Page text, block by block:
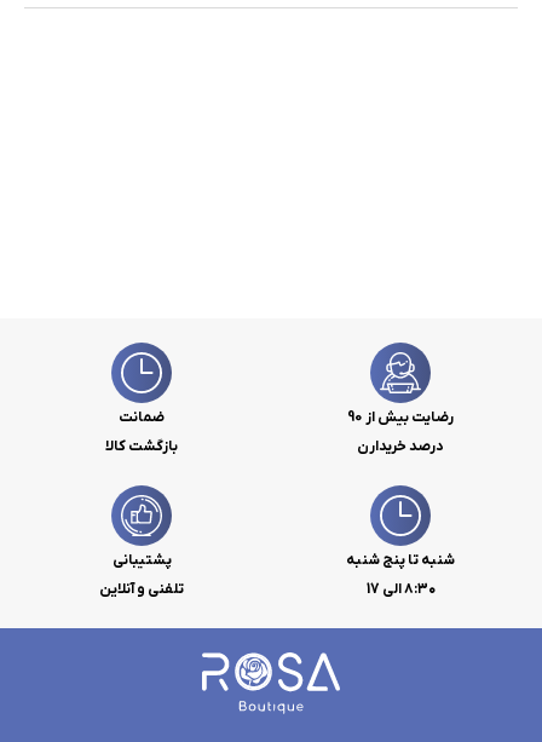
رضایت بیش از 90
درصد خریدارن
ضمانت
بازگشت کالا
شنبه تا پنج شنبه
۸:۳۰ الی 17
پشتیبانی
تلفنی و آنلاین